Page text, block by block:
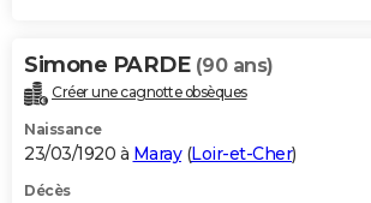
Simone PARDE (90 ans)
Créer une cagnotte obsèques
Naissance
23/03/1920 à Maray(Loir-et-Cher)
Décès